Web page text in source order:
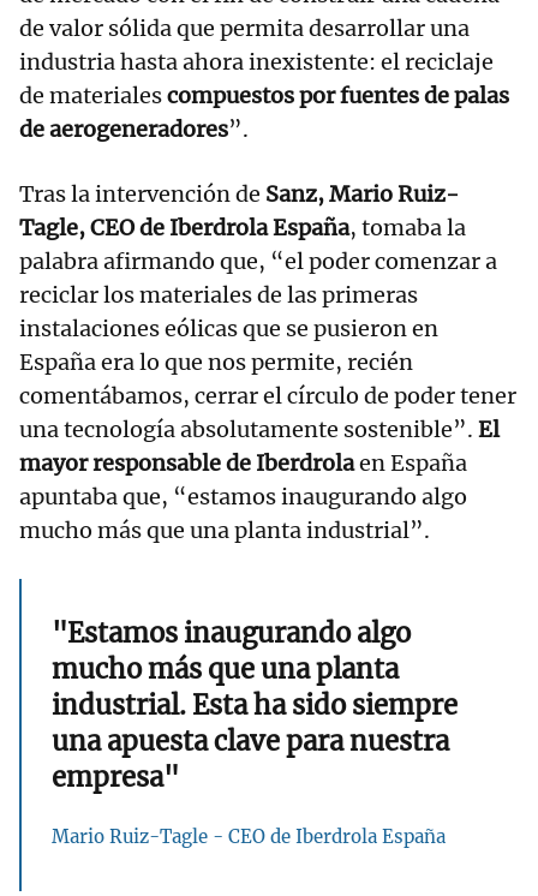
de valor sólida que permita desarrollar una
industria hasta ahora inexistente: el reciclaje
de materialescompuestos por fuentes de palas
de aerogeneradores”.
Tras la intervención de Sanz, Mario Ruiz-
Tagle, CEO de Iberdrola España, tomaba la
palabra afirmando que, “el poder comenzar a
reciclar los materiales de las primeras
instalaciones eólicas que se pusieron en
España era lo que nos permite, recién
comentábamos, cerrar el círculo de poder tener
una tecnología absolutamente sostenible”. El
mayor responsable de Iberdrolaen España
apuntaba que, “estamos inaugurando algo
mucho más que una planta industrial”.
"Estamos inaugurando algo
mucho más que una planta
industrial. Esta ha sido siempre
una apuesta clave para nuestra
empresa"
Mario Ruiz-Tagle - CEO de Iberdrola España